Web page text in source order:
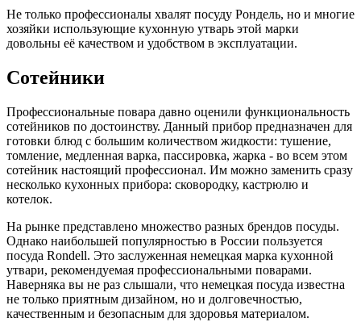
Не только профессионалы хвалят посуду Рондель, но и многие
хозяйки использующие кухонную утварь этой марки
довольны её качеством и удобством в эксплуатации.
Сотейники
Профессиональные повара давно оценили функциональность
сотейников по достоинству. Данный прибор предназначен для
готовки блюд с большим количеством жидкости: тушение,
томление, медленная варка, пассировка, жарка - во всем этом
сотейник настоящий профессионал. Им можно заменить сразу
несколько кухонных прибора: сковородку, кастрюлю и
котелок.
На рынке представлено множество разных брендов посуды.
Однако наибольшей популярностью в России пользуется
посуда Rondell. Это заслуженная немецкая марка кухонной
утвари, рекомендуемая профессиональными поварами.
Наверняка вы не раз слышали, что немецкая посуда известна
не только приятным дизайном, но и долговечностью,
качественным и безопасным для здоровья материалом.